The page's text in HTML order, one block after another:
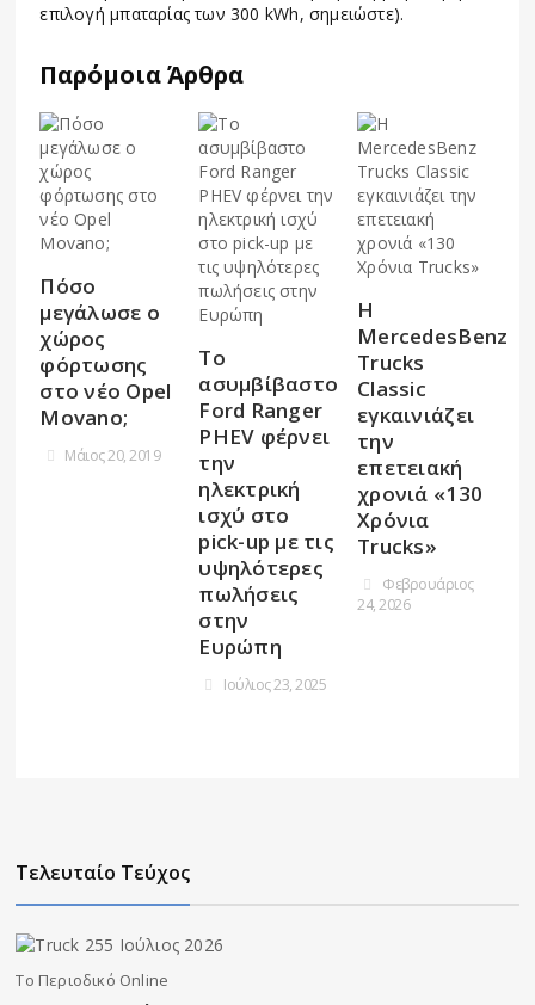
επιλογή μπαταρίας των 300 kWh, σημειώστε).
Παρόμοια Άρθρα
Πόσο
μεγάλωσε ο
χώρος
φόρτωσης
στο νέο Opel
Movano;
Μάιος 20, 2019
Το
ασυμβίβαστο
Ford Ranger
PHEV φέρνει
την
ηλεκτρική
ισχύ στο
pick-up με τις
υψηλότερες
πωλήσεις
στην
Ευρώπη
Ιούλιος 23, 2025
Η
MercedesBenz
Trucks
Classic
εγκαινιάζει
την
επετειακή
χρονιά «130
Χρόνια
Trucks»
Φεβρουάριος
24, 2026
Τελευταίο Τεύχος
Το Περιοδικό Online